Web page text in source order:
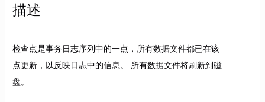
描述
检查点是事务日志序列中的一点，所有数据文件都已在该
点更新，以反映日志中的信息。 所有数据文件将刷新到磁
盘。